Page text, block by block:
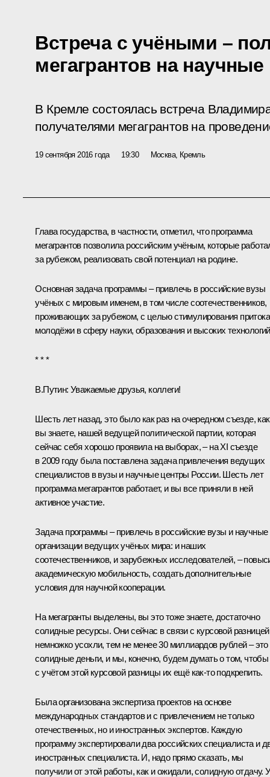
Встреча с учёными –
мегагрантов на
В Кремле состоялась встреча
получателями мегагрантов на
19 сентября 2016 года 19:30 Москва, Кремль
Глава государства, в частности, отметил, что программа
мегагрантов позволила российским учёным, которые
за рубежом, реализовать свой потенциал на родине.
Основная задача программы – привлечь в российские вузы
учёных с мировым именем, в том числе соотечественников,
проживающих за рубежом, с целью стимулирования притока
молодёжи в сферу науки, образования и высоких
* * *
В.Путин: Уважаемые друзья, коллеги!
Шесть лет назад, это было как раз на очередном съезде, как
вы знаете, нашей ведущей политической партии, которая
сейчас себя хорошо проявила на выборах, – на XI съезде
в 2009 году была поставлена задача привлечения ведущих
специалистов в вузы и научные центры России. Шесть лет
программа мегагрантов работает, и вы все приняли в ней
активное участие.
Задача программы – привлечь в российские вузы и научные
организации ведущих учёных мира: и наших
соотечественников, и зарубежных исследователей, –
академическую мобильность, создать дополнительные
условия для научной кооперации.
На мегагранты выделены, вы это тоже знаете, достаточно
солидные ресурсы. Они сейчас в связи с курсовой разницей
немножко усохли, тем не менее 30 миллиардов рублей – это
солидные деньги, и мы, конечно, будем думать о том, чтобы
с учётом этой курсовой разницы их ещё как‑то подкрепить.
Была организована экспертиза проектов на основе
международных стандартов и с привлечением не только
отечественных, но и иностранных экспертов. Каждую
программу экспертировали два российских специалиста и
иностранных специалиста. И, надо прямо сказать, мы
получили от этой работы, как и ожидали, солидную отдачу.